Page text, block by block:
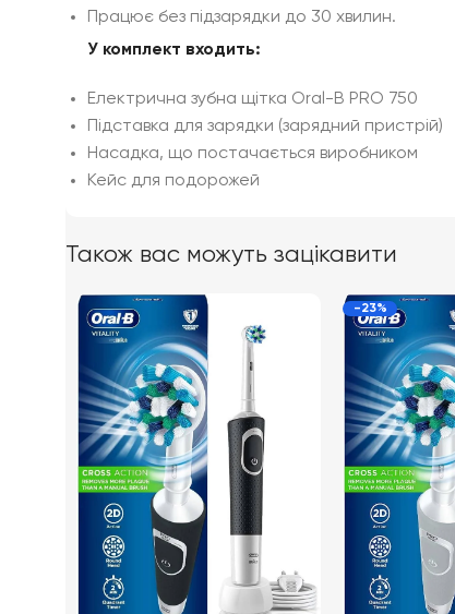
Працює без підзарядки до 30 хвилин.
У комплект входить:
Електрична зубна щітка Oral-B PRO 750
Підставка для зарядки (зарядний пристрій)
Насадка, що постачається виробником
Кейс для подорожей
Також вас можуть зацікавити
-23%